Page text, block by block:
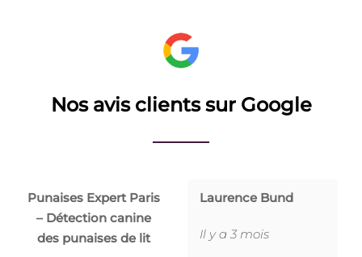
Nos avis clients sur Google
Punaises Expert Paris
– Détection canine
des punaises de lit
Laurence Bund
Il y a 3 mois